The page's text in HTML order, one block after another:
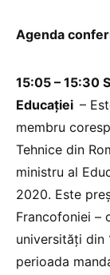
Agenda
15:05 – 15:30
Educației –
membru
Tehnice din
ministru al
2020. Este
Francofoniei –
universități din
perioada